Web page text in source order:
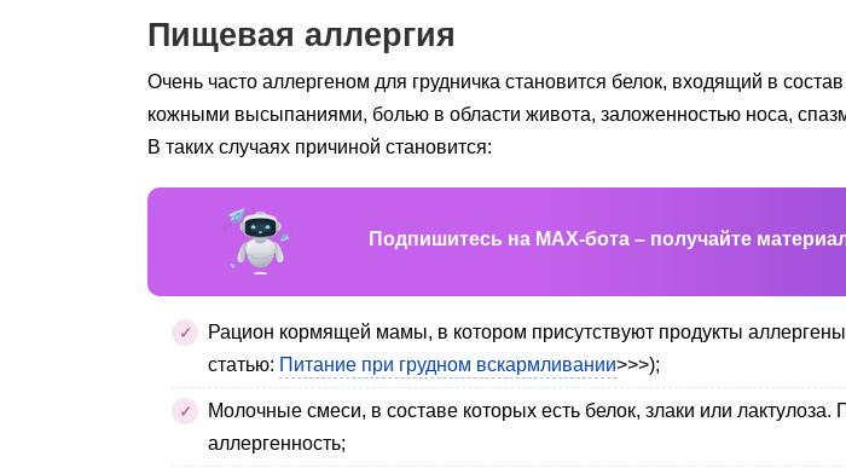
Пищевая аллергия
Очень часто аллергеном для грудничка становится белок, входящий в
кожными высыпаниями, болью в области живота, заложенностью носа,
В таких случаях причиной становится:
Подпишитесь на MAX-бота – получайте
Рацион кормящей мамы, в котором присутствуют продукты
статью: Питание при грудном вскармливании>>>);
Молочные смеси, в составе которых есть белок, злаки или
аллергенность;